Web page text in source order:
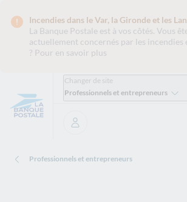
Incendies dans le Var, la Gironde et les
La Banque Postale est à vos côtés. Vous
actuellement concernés par les incendies
? Pour en savoir plus
Changer de site
Professionnels et entrepreneurs
Se connecter
Professionnels et entrepreneurs